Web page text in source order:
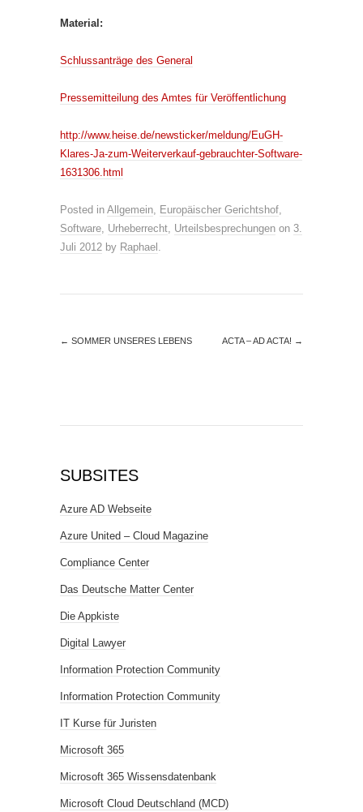
Material:
Schlussanträge des General
Pressemitteilung des Amtes für Veröffentlichung
http://www.heise.de/newsticker/meldung/EuGH-
Klares-Ja-zum-Weiterverkauf-gebrauchter-Software-
1631306.html
Posted in Allgemein, Europäischer Gerichtshof,
Software, Urheberrecht, Urteilsbesprechungen on 3.
Juli 2012 by Raphael .
← SOMMER UNSERES LEBENS ACTA – AD ACTA! →
SUBSITES
Azure AD Webseite
Azure United – Cloud Magazine
Compliance Center
Das Deutsche Matter Center
Die Appkiste
Digital Lawyer
Information Protection Community
Information Protection Community
IT Kurse für Juristen
Microsoft 365
Microsoft 365 Wissensdatenbank
Microsoft Cloud Deutschland (MCD)